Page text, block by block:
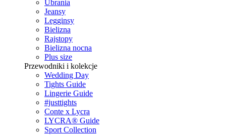
Ubrania
Jeansy
Legginsy
Bielizna
Rajstopy
Bielizna nocna
Plus size
Przewodniki i kolekcje
Wedding Day
Tights Guide
Lingerie Guide
#justtights
Conte x Lycra
LYCRA® Guide
Sport Сollection